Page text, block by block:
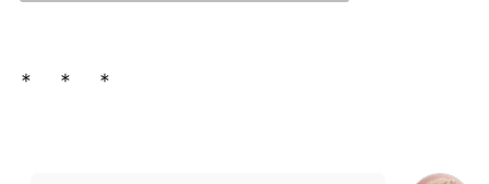
＊ ＊ ＊